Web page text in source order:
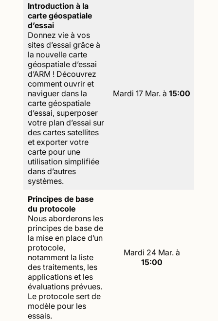
Introduction à la
carte géospatiale
d’essai
Donnez vie à vos
sites d’essai grâce à
la nouvelle carte
géospatiale d’essai
d’ARM ! Découvrez
comment ouvrir et
naviguer dans la
carte géospatiale
d’essai, superposer
votre plan d’essai sur
des cartes satellites
et exporter votre
carte pour une
utilisation simplifiée
dans d’autres
systèmes.
Mardi 17 Mar. à 15:00
Principes de base
du protocole
Nous aborderons les
principes de base de
la mise en place d’un
protocole,
notamment la liste
des traitements, les
applications et les
évaluations prévues.
Le protocole sert de
modèle pour les
essais.
Mardi 24 Mar. à
15:00